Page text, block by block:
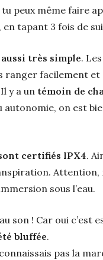
peux même faire
tapant 3 fois de
très simple.
ranger facilement
y a un témoin de
on est
certifiés IPX4.
Attention,
sous l’eau.
son ! Car oui c’est
bluffée.
pas la